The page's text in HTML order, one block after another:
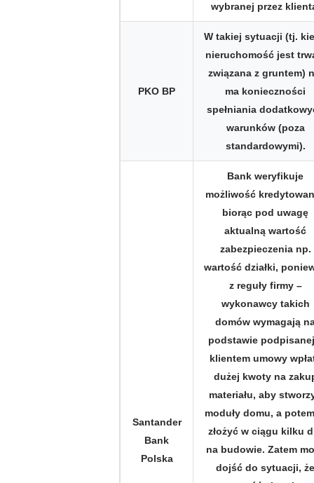
wybranej przez
PKO BP
W takiej sytuacji (tj.
nieruchomość jest
związana z gruntem)
ma konieczności
spełniania
warunków (poza
standardowymi).
Santander
Bank
Polska
Bank weryfikuje
możliwość
biorąc pod uwagę
aktualną wartość
zabezpieczenia np.
wartość działki,
z reguły firmy –
wykonawcy takich
domów wymagają
podstawie
klientem umowy
dużej kwoty na
materiału, aby
moduły domu, a
złożyć w ciągu kilku
na budowie. Zatem
dojść do sytuacji, że